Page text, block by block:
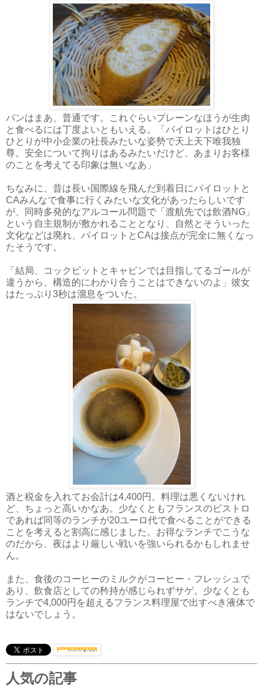
パンはまあ、普通です。これぐらいプレーンなほうが生肉
と食べるには丁度よいともいえる。「パイロットはひとり
ひとりが中小企業の社長みたいな姿勢で天上天下唯我独
尊。安全について拘りはあるみたいだけど、あまりお客様
のことを考えてる印象は無いなあ」
ちなみに、昔は長い国際線を飛んだ到着日にパイロットと
CAみんなで食事に行くみたいな文化があったらしいです
が、同時多発的なアルコール問題で「渡航先では飲酒NG」
という自主規制が敷かれることとなり、自然とそういった
文化などは廃れ、パイロットとCAは接点が完全に無くなっ
たそうです。
「結局、コックピットとキャビンでは目指してるゴールが
違うから、構造的にわかり合うことはできないのよ」彼女
はたっぷり3秒は溜息をついた。
酒と税金を入れてお会計は4,400円。料理は悪くないけれ
ど、ちょっと高いかなあ。少なくともフランスのビストロ
であれば同等のランチが20ユーロ代で食べることができる
ことを考えると割高に感じました。お得なランチでこうな
のだから、夜はより厳しい戦いを強いられるかもしれませ
ん。
また、食後のコーヒーのミルクがコーヒー・フレッシュで
あり、飲食店としての矜持が感じられずサゲ。少なくとも
ランチで4,000円を超えるフランス料理屋で出すべき液体で
はないでしょう。
人気の記事